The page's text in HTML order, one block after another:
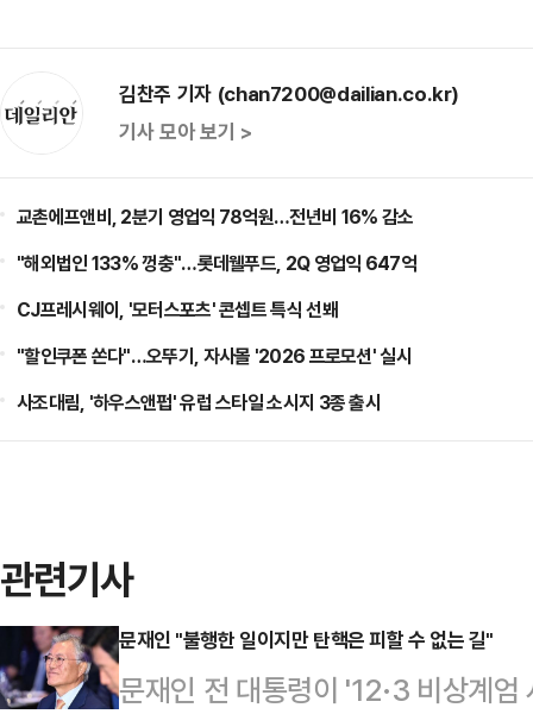
김찬주 기자 (chan7200@dailian.co.kr)
기사 모아 보기 >
교촌에프앤비, 2분기 영업익 78억원…전년비 16% 감소
"해외법인 133% 껑충"…롯데웰푸드, 2Q 영업익 647억
CJ프레시웨이, '모터스포츠' 콘셉트 특식 선봬
"할인쿠폰 쏜다"…오뚜기, 자사몰 '2026 프로모션' 실시
사조대림, '하우스앤펍' 유럽 스타일 소시지 3종 출시
관련기사
문재인 "불행한 일이지만 탄핵은 피할 수 없는 길"
문재인 전 대통령이 '12·3 비상계